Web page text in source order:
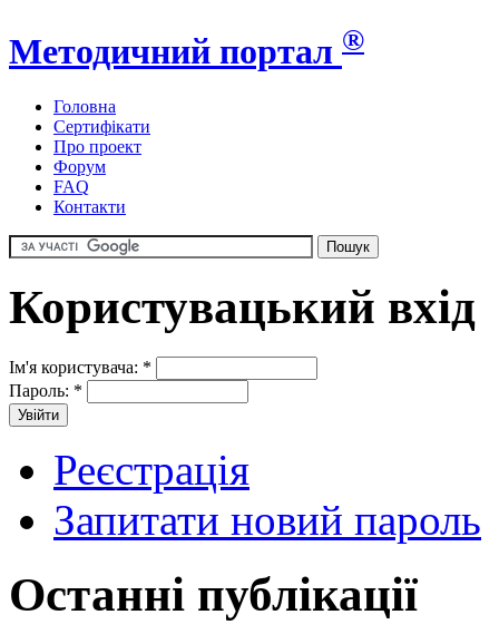
Методичний портал ®
Головна
Сертифікати
Про проект
Форум
FAQ
Контакти
Користувацький вхід
Ім'я користувача: *
Пароль: *
Реєстрація
Запитати новий пароль
Останні публікації